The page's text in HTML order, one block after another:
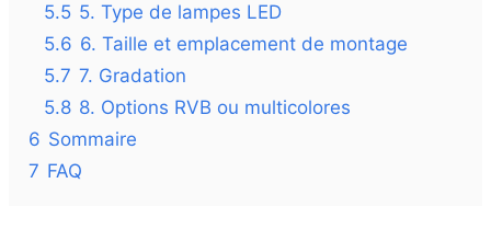
5.5 5. Type de lampes LED
5.6 6. Taille et emplacement de montage
5.7 7. Gradation
5.8 8. Options RVB ou multicolores
6 Sommaire
7 FAQ